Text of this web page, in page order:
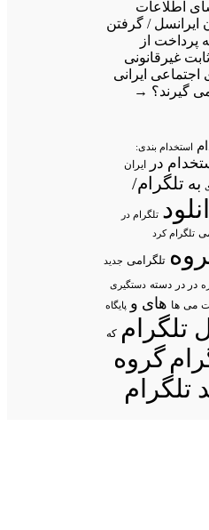
اطلاعات
/ گرفتن
پرداخت از
غیرقانونی
ایرانی
گیرند؟ →
استخدام بندی:
در ایران
به تلگرام/
تلگرام در
تلگرام کرد
تلگرامی جدید
در در دسته دستگیری
می ها های و پایگاه
تلگرام که
گروه
تلگرام